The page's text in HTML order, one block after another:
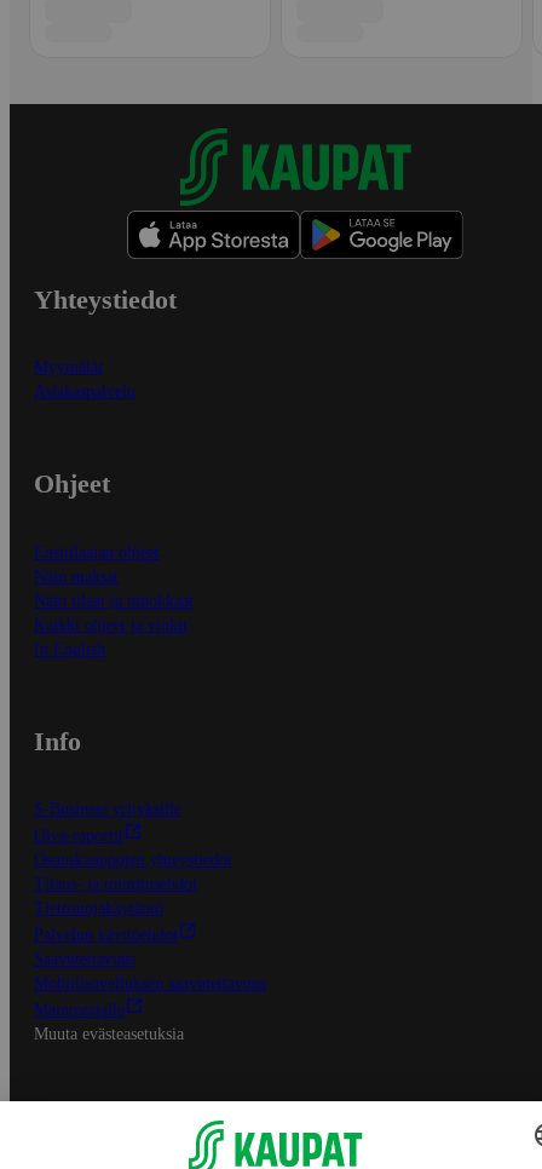
Yhteystiedot
Myymälät
Asiakaspalvelu
Ohjeet
Ensitilaajan ohjeet
Näin maksat
Näin tilaat ja muokkaat
Kaikki ohjeet ja vinkit
In English
Info
S-Business yrityksille
Oiva-raportit
Osuuskauppojen yhteystiedot
Tilaus- ja toimitusehdot
Tietosuojakäytäntö
Palvelun käyttöehdot
Saavutettavuus
Mobiilisovelluksen saavutettavuus
Mainostajalle
Muuta evästeasetuksia
S-ryhmän palvelut